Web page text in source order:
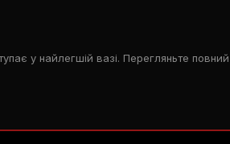
у найлегшій вазі. Перегляньте